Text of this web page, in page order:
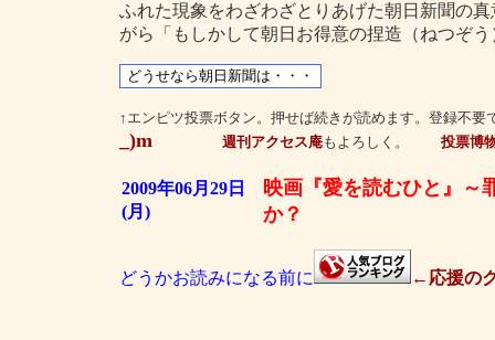
ふれた現象をわざわざとりあげた朝日新聞の
がら「もしかして朝日お得意の捏造（ねつぞ
↑エンピツ投票ボタン。押せば続きが読めます。登録不要
_)m 週刊アクセス庵もよろしく。 投票博
2009年06月29日
(月)
映画『愛を読むひと』～
か？
どうかお読みになる前に ←応援の